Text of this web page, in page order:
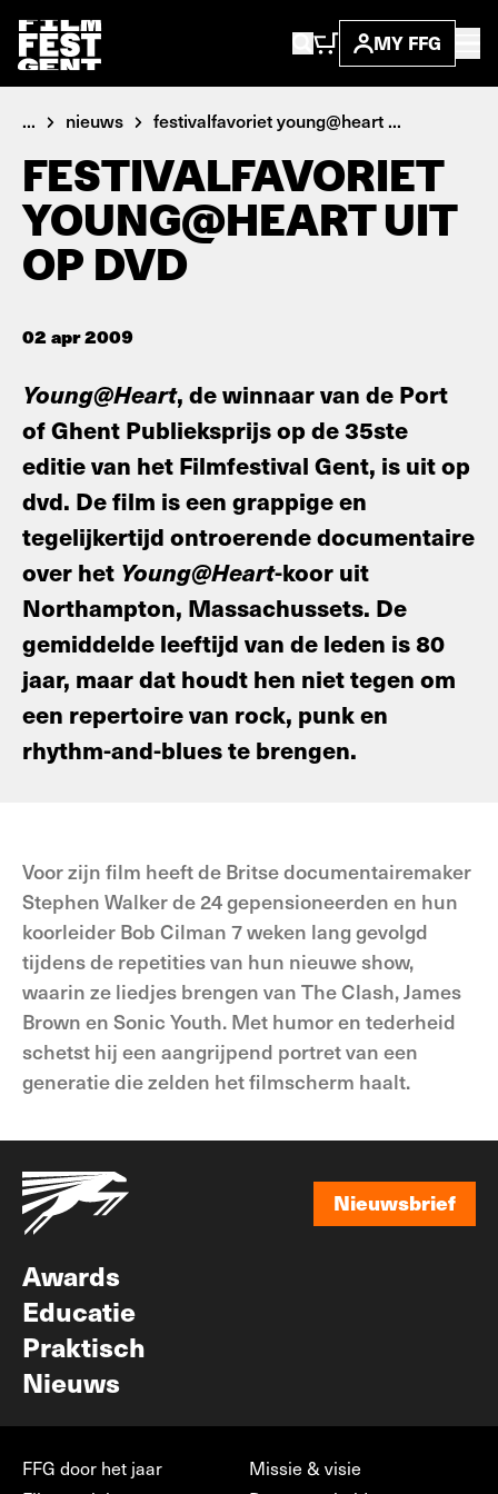
MY FFG
... nieuws festivalfavoriet young@heart ...
FESTIVALFAVORIET
YOUNG@HEART UIT
OP DVD
02 apr 2009
Young@Heart, de winnaar van de Port
of Ghent Publieksprijs op de 35ste
editie van het Filmfestival Gent, is uit op
dvd. De film is een grappige en
tegelijkertijd ontroerende documentaire
over het Young@Heart-koor uit
Northampton, Massachussets. De
gemiddelde leeftijd van de leden is 80
jaar, maar dat houdt hen niet tegen om
een repertoire van rock, punk en
rhythm-and-blues te brengen.
Voor zijn film heeft de Britse documentairemaker
Stephen Walker de 24 gepensioneerden en hun
koorleider Bob Cilman 7 weken lang gevolgd
tijdens de repetities van hun nieuwe show,
waarin ze liedjes brengen van The Clash, James
Brown en Sonic Youth. Met humor en tederheid
schetst hij een aangrijpend portret van een
generatie die zelden het filmscherm haalt.
Nieuwsbrief
Awards
Educatie
Praktisch
Nieuws
FFG door het jaar
Missie & visie